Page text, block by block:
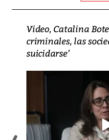
Video, Catalina
criminales, las
suicidarse’